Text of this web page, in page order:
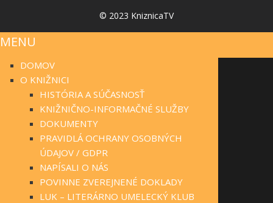
© 2023 KniznicaTV
MENU
DOMOV
O KNIŽNICI
HISTÓRIA A SÚČASNOSŤ
KNIŽNIČNO-INFORMAČNÉ SLUŽBY
DOKUMENTY
PRAVIDLÁ OCHRANY OSOBNÝCH
ÚDAJOV / GDPR
NAPÍSALI O NÁS
POVINNE ZVEREJNENÉ DOKLADY
LUK – LITERÁRNO UMELECKÝ KLUB